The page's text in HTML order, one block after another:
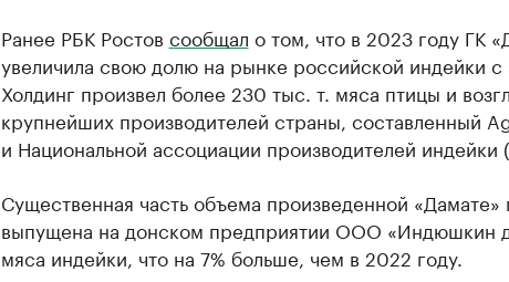
Ранее РБК Ростов сообщал о том, что в 2023 году ГК
увеличила свою долю на рынке российской индейки с
Холдинг произвел более 230 тыс. т. мяса птицы и
крупнейших производителей страны, составленный
и Национальной ассоциации производителей индейки
Существенная часть объема произведенной
выпущена на донском предприятии ООО «Индюшкин
мяса индейки, что на 7% больше, чем в 2022 году.